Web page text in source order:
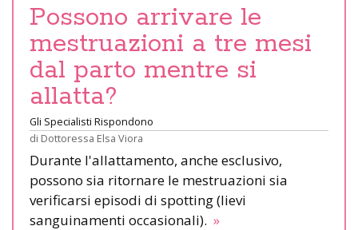
Possono arrivare le
mestruazioni a tre mesi
dal parto mentre si
allatta?
Gli Specialisti Rispondono
di Dottoressa Elsa Viora
Durante l'allattamento, anche esclusivo,
possono sia ritornare le mestruazioni sia
verificarsi episodi di spotting (lievi
sanguinamenti occasionali). »